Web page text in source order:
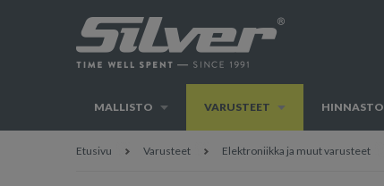
MALLISTO VARUSTEET HINNASTO
Etusivu Varusteet Elektroniikka ja muut varusteet